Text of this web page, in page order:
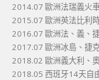
2014.07 歐洲法瑞義火
2015.07 歐洲英法比利
2016.07 歐洲法、義、
2017.07 歐洲冰島、捷
2018.02 歐洲義大利、
2018.05 西班牙14天自